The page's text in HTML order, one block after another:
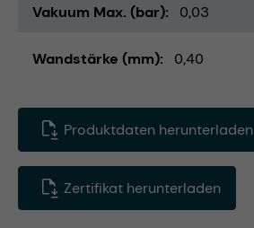
Vakuum Max. (bar) 0,03
Wandstärke (mm) 0,40
Produktdaten herunterladen
Zertifikat herunterladen